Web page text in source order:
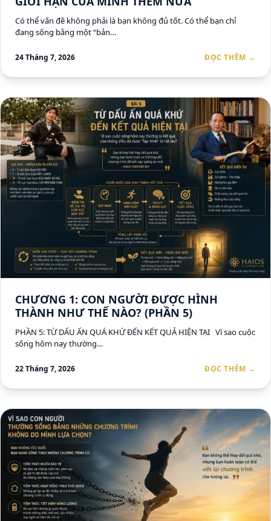
Có thể vấn đề không phải là bạn không đủ tốt. Có thể bạn chỉ
đang sống bằng một “bản…
24 Tháng 7, 2026 ĐỌC THÊM →
CHƯƠNG 1: CON NGƯỜI ĐƯỢC HÌNH
THÀNH NHƯ THẾ NÀO? (PHẦN 5)
PHẦN 5: TỪ DẤU ẤN QUÁ KHỨ ĐẾN KẾT QUẢ HIỆN TẠI Vì sao cuộc
sống hôm nay thường…
22 Tháng 7, 2026 ĐỌC THÊM →